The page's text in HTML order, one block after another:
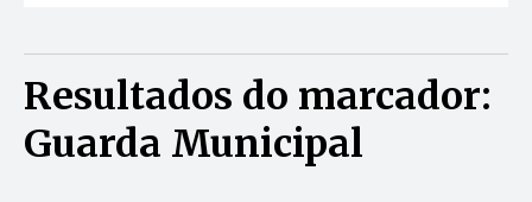
Resultados do marcador:
Guarda Municipal